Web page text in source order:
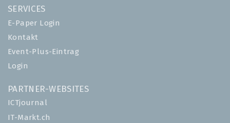
SERVICES
E-Paper Login
Kontakt
Event-Plus-Eintrag
Login
PARTNER-WEBSITES
ICTjournal
IT-Markt.ch